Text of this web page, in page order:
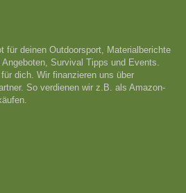
für deinen Outdoorsport, Materialberichte
Survival Tipps und Events.
dich. Wir finanzieren uns über
So verdienen wir z.B. als Amazon-